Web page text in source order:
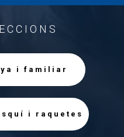
i familiar
i raquetes